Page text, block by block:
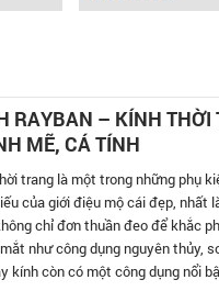
RAYBAN – KÍNH THỜI
MẼ, CÁ TÍNH
trang là một trong những phụ
của giới điệu mộ cái đẹp, nhất
chỉ đơn thuần đeo để khắc
như công dụng nguyên thủy,
kính còn có một công dụng nổi